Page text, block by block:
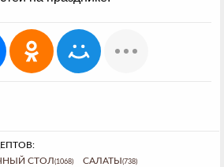
СТОЛ (1068) САЛАТЫ (738)